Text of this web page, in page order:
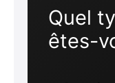
Quel
êtes-